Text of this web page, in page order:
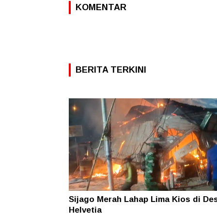
KOMENTAR
BERITA TERKINI
Sijago Merah Lahap Lima Kios di
Helvetia